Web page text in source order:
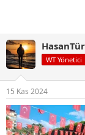
WT Yönetici
15 Kas 2024